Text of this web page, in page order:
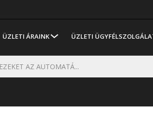
ÜZLETI ÁRAINK ÜZLETI
AZ AUTOMATÁ...